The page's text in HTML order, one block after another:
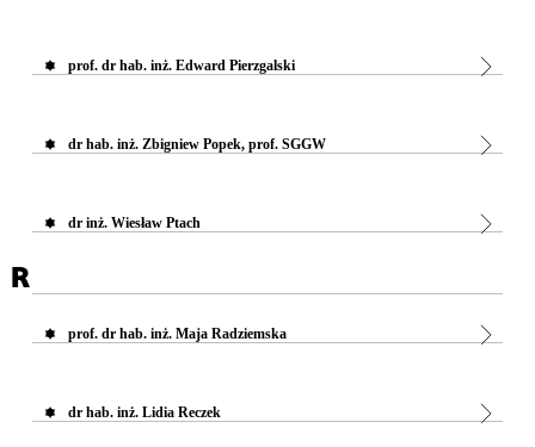
prof. dr hab. inż. Edward Pierzgalski
dr hab. inż. Zbigniew Popek, prof. SGGW
dr inż. Wiesław Ptach
R
prof. dr hab. inż. Maja Radziemska
dr hab. inż. Lidia Reczek